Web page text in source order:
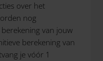
over het
nog
van jouw
berekening van
je vóór 1